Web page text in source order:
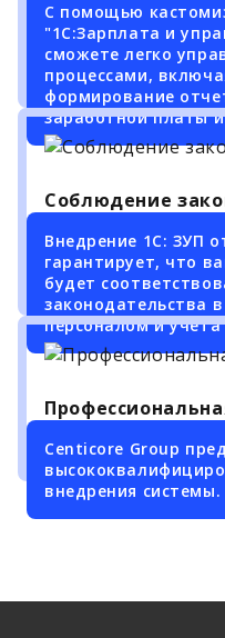
С помощью
"1С:Зарплата и
сможете легко
процессами,
формирование
заработной платы
Соблюдение
Внедрение 1С: ЗУП
гарантирует, что
будет
законодательства
персоналом и
Centicore Group
внедрения системы.